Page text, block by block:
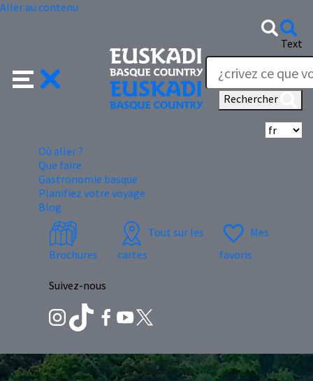
Aller au contenu
Text
Rechercher
Où aller ?
Que faire
Gastronomie basque
Planifiez votre voyage
Blog
Brochures
Tout sur les
cartes
Mes
favoris
Suivez-nous